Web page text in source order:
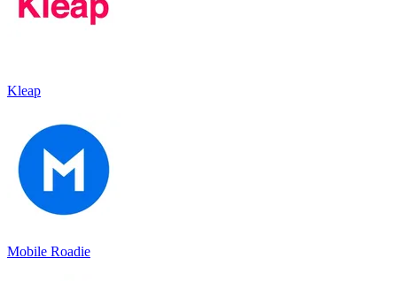
Kleap
Mobile Roadie